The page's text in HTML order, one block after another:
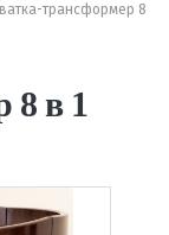
трансформер 8
8 в 1